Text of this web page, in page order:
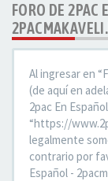
FORO DE 2PAC
Al ingresar en
(de aquí en
2pac En
“https://
legalmente
contrario por
Español -